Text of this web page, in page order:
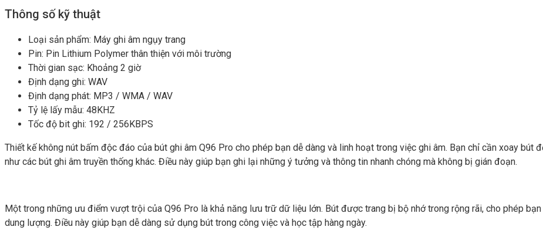
Thông số kỹ thuật
Loại sản phẩm: Máy ghi âm ngụy trang
Pin: Pin Lithium Polymer thân thiện với môi trường
Thời gian sạc: Khoảng 2 giờ
Định dạng ghi: WAV
Định dạng phát: MP3 / WMA / WAV
Tỷ lệ lấy mẫu: 48KHZ
Tốc độ bit ghi: 192 / 256KBPS
Thiết kế không nút bấm độc đáo của bút ghi âm Q96 Pro cho phép bạn dễ dàng và linh hoạt trong việc ghi âm. Bạn chỉ cần xoay bút
như các bút ghi âm truyền thống khác. Điều này giúp bạn ghi lại những ý tưởng và thông tin nhanh chóng mà không bị gián đoạn.
Một trong những ưu điểm vượt trội của Q96 Pro là khả năng lưu trữ dữ liệu lớn. Bút được trang bị bộ nhớ trong rộng rãi, cho phép
dung lượng. Điều này giúp bạn dễ dàng sử dụng bút trong công việc và học tập hàng ngày.